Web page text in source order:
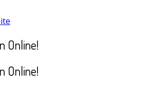
Online!
Online!